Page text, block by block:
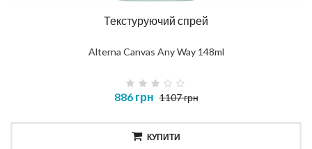
Текстуруючий спрей
Alterna Canvas Any Way 148ml
886 грн 1107 грн
КУПИТИ